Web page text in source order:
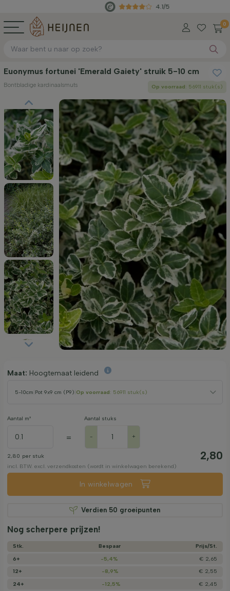
4.1/5
0
Euonymus fortunei 'Emerald Gaiety' struik 5-10 cm
Bontbladige kardinaalsmuts Op voorraad: 56911 stuk(s)
Maat: Hoogtemaat leidend
5-10cm Pot 9x9 cm (P9) Op voorraad: 56911 stuk(s)
Aantal m²
=
Aantal stuks
- +
2,80 per stuk 2,80
incl. BTW. excl. verzendkosten (wordt in winkelwagen berekend)
In winkelwagen
Verdien 50 groeipunten
Nog scherpere prijzen!
Stk. Bespaar
Prijs/­St.
6+
-5,4%
€ 2,65
12+
-8,9%
€ 2,55
24+
-12,5%
€ 2,45